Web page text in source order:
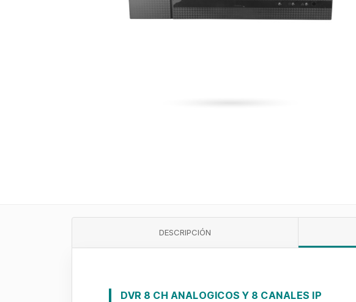
DESCRIPCIÓN
DVR 8 CH ANALOGICOS Y 8 CANALES IP